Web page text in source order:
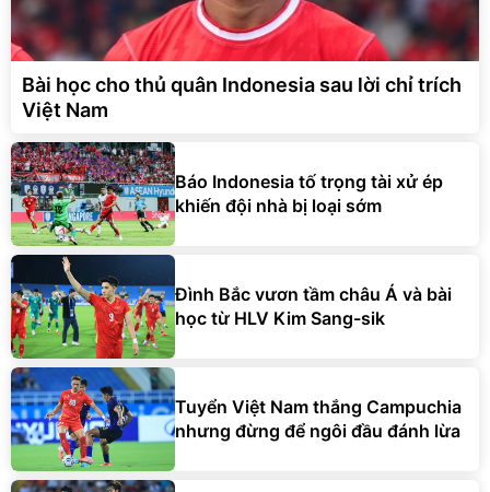
Bài học cho thủ quân Indonesia sau lời chỉ trích
Việt Nam
Báo Indonesia tố trọng tài xử ép
khiến đội nhà bị loại sớm
Đình Bắc vươn tầm châu Á và bài
học từ HLV Kim Sang-sik
Tuyển Việt Nam thắng Campuchia
nhưng đừng để ngôi đầu đánh lừa